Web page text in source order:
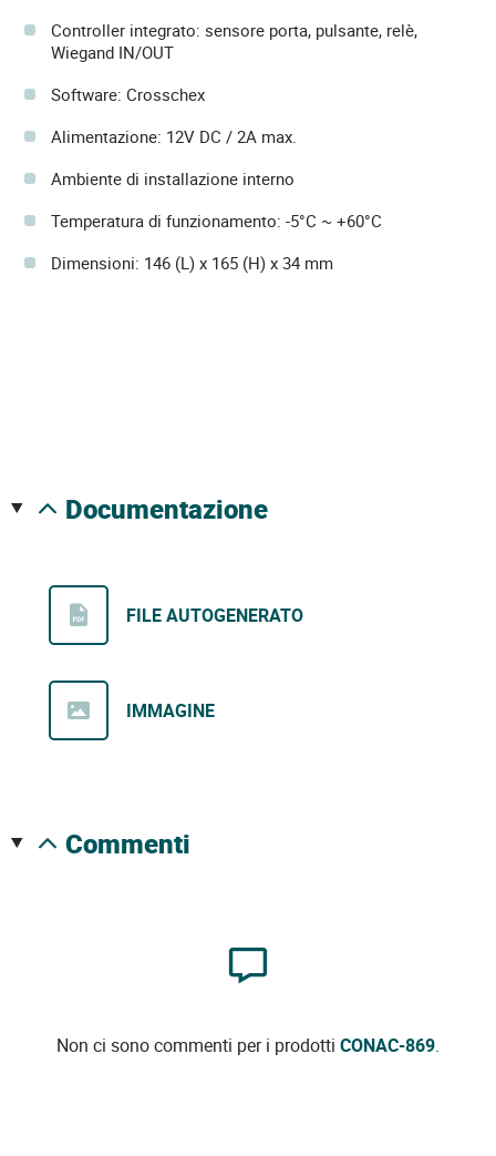
Controller integrato: sensore porta, pulsante, relè,
Wiegand IN/OUT
Software: Crosschex
Alimentazione: 12V DC / 2A max.
Ambiente di installazione interno
Temperatura di funzionamento: -5°C ~ +60°C
Dimensioni: 146 (L) x 165 (H) x 34 mm
documentazione
FILE AUTOGENERATO
IMMAGINE
commenti
Non ci sono commenti per i prodotti CONAC-869.